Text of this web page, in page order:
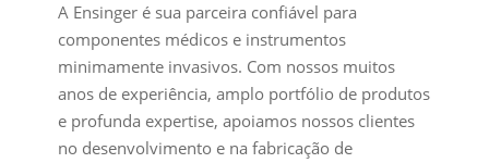
A Ensinger é sua parceira confiável para
componentes médicos e instrumentos
minimamente invasivos. Com nossos muitos
anos de experiência, amplo portfólio de produtos
e profunda expertise, apoiamos nossos clientes
no desenvolvimento e na fabricação de